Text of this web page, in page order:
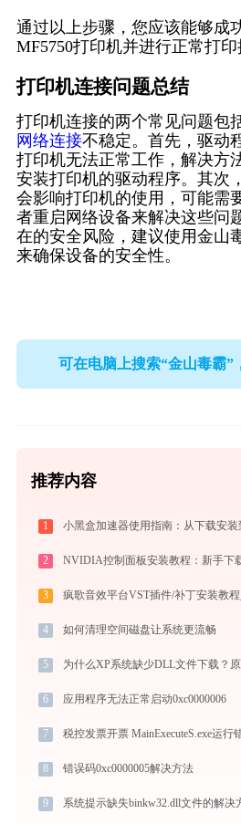
通过以上步骤，您应该能够成
MF5750打印机并进行正常打印
打印机连接问题总结
打印机连接的两个常见问题包
网络连接不稳定。首先，驱动
打印机无法正常工作，解决方
安装打印机的驱动程序。其次
会影响打印机的使用，可能需
者重启网络设备来解决这些问
在的安全风险，建议使用金山
来确保设备的安全性。
可在电脑上搜索“金山毒霸”
推荐内容
1
2 NVIDIA控制面板安装教程：新手下
3 疯歌音效平台VST插件/补丁安装教
4 如何清理空间磁盘让系统更流畅
5 为什么XP系统缺少DLL文件下载？
6 应用程序无法正常启动0xc0000006
7
8 错误码0xc0000005解决方法
9 系统提示缺失binkw32.dll文件的解决